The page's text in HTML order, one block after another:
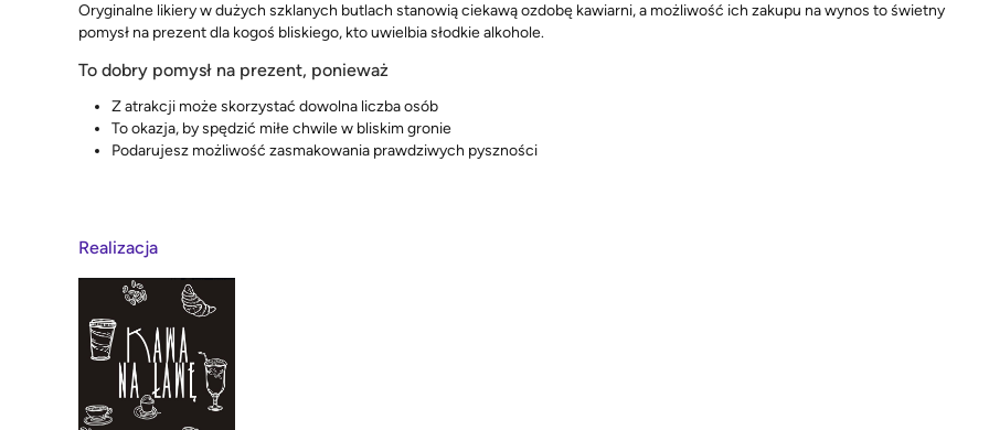
Oryginalne likiery w dużych szklanych butlach stanowią ciekawą ozdobę kawiarni, a możliwość ich zakupu na wynos to świetny
pomysł na prezent dla kogoś bliskiego, kto uwielbia słodkie alkohole.
To dobry pomysł na prezent, ponieważ
Z atrakcji może skorzystać dowolna liczba osób
To okazja, by spędzić miłe chwile w bliskim gronie
Podarujesz możliwość zasmakowania prawdziwych pyszności
Realizacja